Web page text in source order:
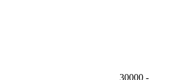
30000 -